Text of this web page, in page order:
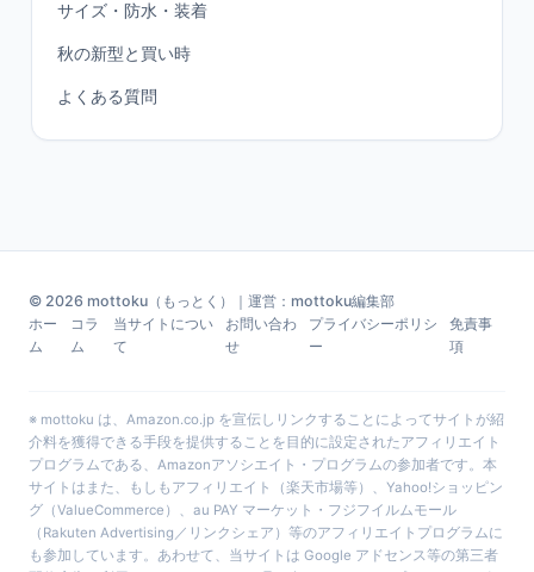
サイズ・防水・装着
秋の新型と買い時
よくある質問
© 2026 mottoku（もっとく）｜運営：mottoku編集部
ホー
ム
コラ
ム
当サイトについ
て
お問い合わ
せ
プライバシーポリシ
ー
免責事
項
※ mottoku は、Amazon.co.jp を宣伝しリンクすることによってサイトが紹
介料を獲得できる手段を提供することを目的に設定されたアフィリエイト
プログラムである、Amazonアソシエイト・プログラムの参加者です。本
サイトはまた、もしもアフィリエイト（楽天市場等）、Yahoo!ショッピン
グ（ValueCommerce）、au PAY マーケット・フジフイルムモール
（Rakuten Advertising／リンクシェア）等のアフィリエイトプログラムに
も参加しています。あわせて、当サイトは Google アドセンス等の第三者